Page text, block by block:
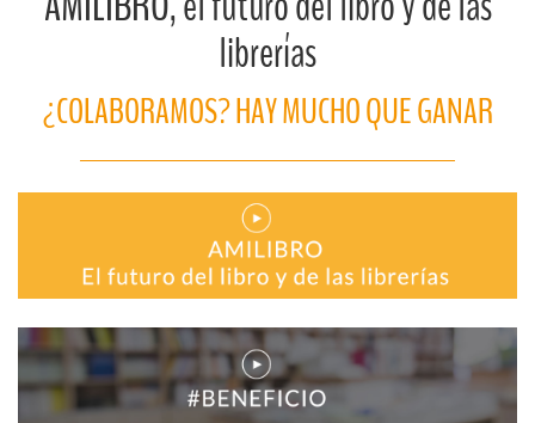
librerías
¿COLABORAMOS? HAY MUCHO QUE GANAR